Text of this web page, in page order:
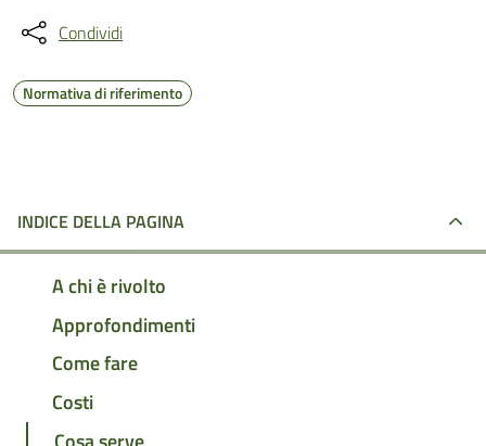
Condividi
Normativa di riferimento
INDICE DELLA PAGINA
A chi è rivolto
Approfondimenti
Come fare
Costi